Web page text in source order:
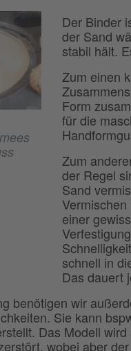
Der Binder
der Sand
stabil hält.
Zum einen
Form
für die
Zum
der Regel
Sand
einer
schnell in
Das dauert
benötigen wir
Sie kann
Das Modell
wobei aber